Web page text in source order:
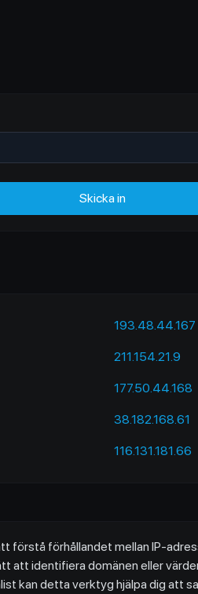
Skicka in
193.48.44.167
211.154.21.9
177.50.44.168
38.182.168.61
116.131.181.66
förstå förhållandet mellan IP-
identifiera domänen eller
kan detta verktyg hjälpa dig att